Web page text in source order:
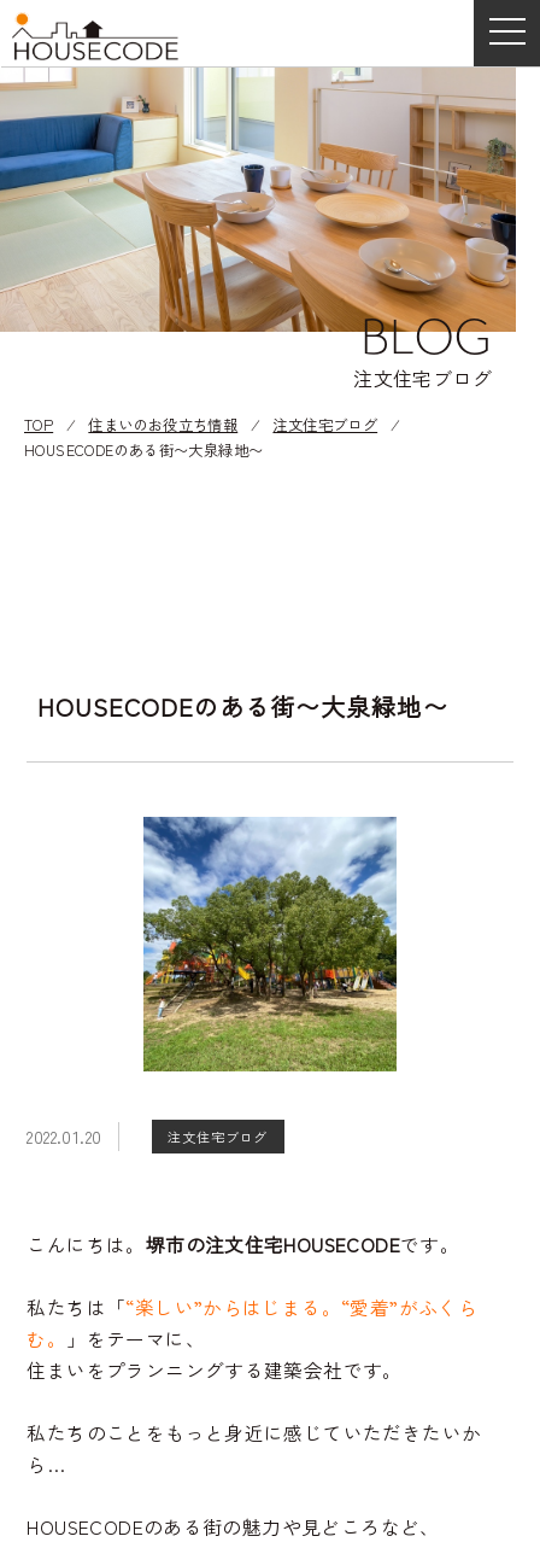
BLOG
注文住宅ブログ
TOP ⁄住まいのお役立ち情報 ⁄ 注文住宅ブログ ⁄
HOUSECODEのある街〜大泉緑地〜
HOUSECODEのある街〜大泉緑地〜
2022.01.20 注文住宅ブログ
こんにちは。 堺市の注文住宅HOUSECODEです。
私たちは「“楽しい”からはじまる。“愛着”がふくら
む。
」をテーマに、
住まいをプランニングする建築会社です。
私たちのことをもっと身近に感じていただきたいか
ら…
HOUSECODEのある街の魅力や見どころなど、